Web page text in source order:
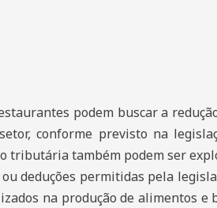
podem buscar a
conforme previsto na
tributária também podem ser
deduções permitidas pela
na produção de alimentos